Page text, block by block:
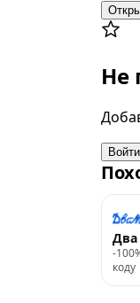
Не
-
коду